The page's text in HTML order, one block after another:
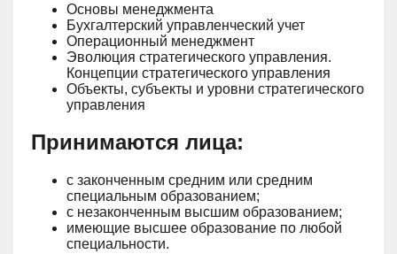
Основы менеджмента
Бухгалтерский управленческий учет
Операционный менеджмент
Эволюция стратегического управления.
Концепции стратегического управления
Объекты, субъекты и уровни стратегического
управления
Принимаются лица:
с законченным средним или средним
специальным образованием;
с незаконченным высшим образованием;
имеющие высшее образование по любой
специальности.